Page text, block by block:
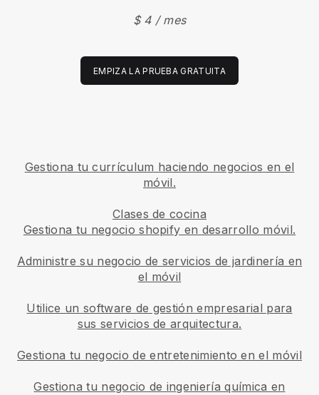
$ 4 / mes
EMPIZA LA PRUEBA GRATUITA
Gestiona tu currículum haciendo negocios en el
móvil.
Clases de cocina
Gestiona tu negocio shopify en desarrollo móvil.
Administre su negocio de servicios de jardinería en
el móvil
Utilice un software de gestión empresarial para
sus servicios de arquitectura.
Gestiona tu negocio de entretenimiento en el móvil
Gestiona tu negocio de ingeniería química en